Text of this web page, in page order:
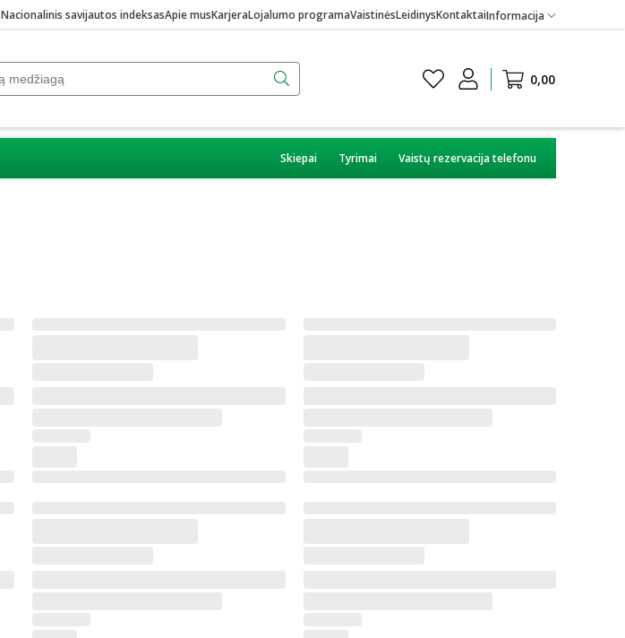
Nacionalinis savijautos indeksasApie musKarjeraLojalumo programaVaistinėsLeidinysKontaktaiInformacija
0,00
Skiepai Tyrimai Vaistų rezervacija telefonu